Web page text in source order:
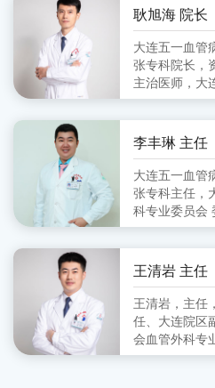
协会血管外科
耿旭海 院长
大连五一血管
张专科院长，
主治医师，大
专
李丰琳 主任
大连五一血管
张专科主任，
科专业委员会 委员，静脉外科专家。公立
医院从事血管
静脉曲张的超
王清岩 主任
王清岩，主任
任、大连院区
会血管外科专业委员会 委
脉外科专家。